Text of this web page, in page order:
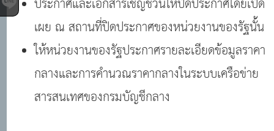
เผย ณ สถานที่ปิดประกาศของหน่วยงานของรัฐนั้น
ให้หน่วยงานของรัฐประกาศรายละเอียดข้อมูลราคา
กลางและการคำนวณราคากลางในระบบเครือข่าย
สารสนเทศของกรมบัญชีกลาง